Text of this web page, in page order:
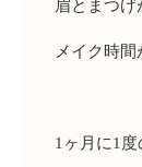
眉とまつげ
メイク時
1 ヶ月に1 度